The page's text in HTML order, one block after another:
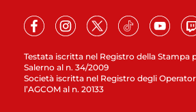
Testata iscritta nel Registro della Stampa
Salerno al n. 34/2009
Società iscritta nel Registro degli
l’AGCOM al n. 20133